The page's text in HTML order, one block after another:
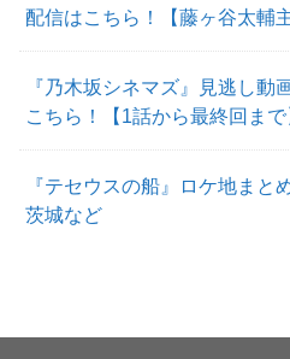
配信はこちら！【藤ヶ谷太輔
『乃木坂シネマズ』見逃し動
こちら！【1話から最終回まで
『テセウスの船』ロケ地まと
茨城など